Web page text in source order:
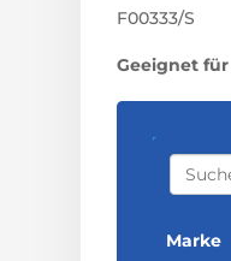
F00333/S
Geeignet
S
A
C
H
Marke